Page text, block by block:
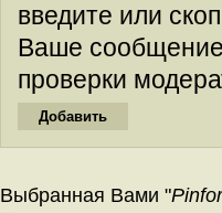
введите или
Ваше
проверки
Выбранная Вами "